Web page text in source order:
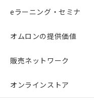
eラーニング・セミナ
オムロンの提供価値
販売ネットワーク
オンラインストア
あります。
登録され
品・サー
引・商談
※当社の共
の共同利